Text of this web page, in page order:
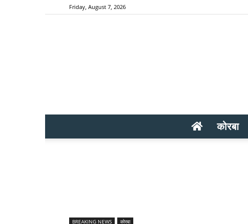
Friday, August 7, 2026
कोरबा
BREAKING NEWS कोरबा